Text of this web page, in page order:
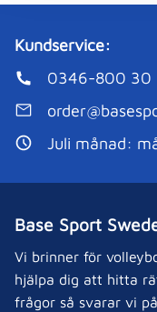
Kundservice:
0346-800 30
Juli månad:
Base Sport
Vi brinner för
hjälpa dig att hitta
frågor så svarar vi